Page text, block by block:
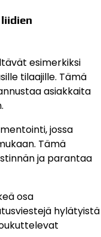
esimerkiksi
tilaajille. Tämä
asiakkaita
jossa
Tämä
ja parantaa
osa
hylätyistä